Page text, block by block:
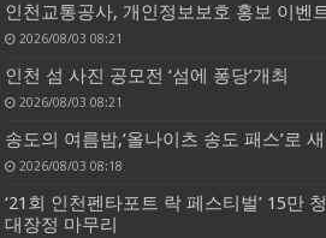
인천교통공사, 개인정보보호 홍보 이벤
2026/08/03 08:21
인천 섬 사진 공모전 ‘섬에 퐁당’개최
2026/08/03 08:21
송도의 여름밤,‘올나이츠 송도 패스’로
2026/08/03 08:18
‘21회 인천펜타포트 락 페스티벌’ 15만
대장정 마무리